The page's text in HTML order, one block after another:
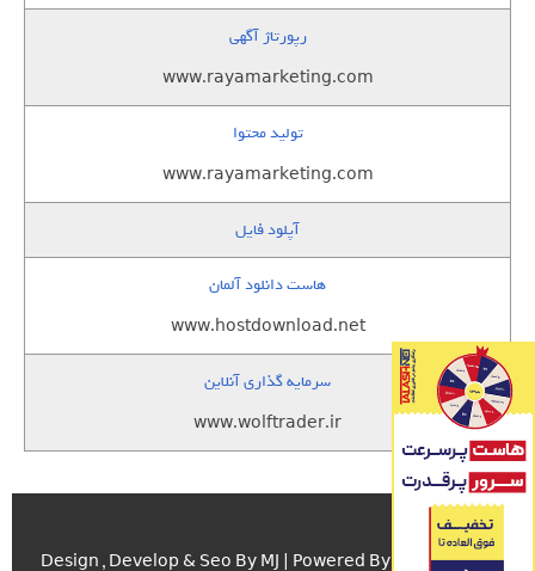
رپورتاژ آگهی
www.rayamarketing.com
تولید محتوا
www.rayamarketing.com
آپلود فایل
هاست دانلود آلمان
www.hostdownload.net
سرمایه گذاری آنلاین
www.wolftrader.ir
Design , Develop & Seo By MJ | Powered By اسکریپت.com